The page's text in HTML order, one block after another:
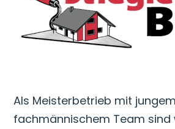
Als Meisterbetrieb mit jungem
fachmännischem Team sind